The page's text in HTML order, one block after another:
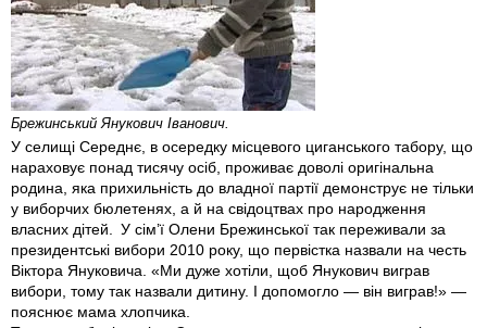
Брежинський Янукович Іванович.
У селищі Середнє, в осередку місцевого циганського табору, що
нараховує понад тисячу осіб, проживає доволі оригінальна
родина, яка прихильнiсть до владної партії демонструє не тільки
у виборчих бюлетенях, а й на свідоцтвах про народження
власних дітей. У сім’ї Олени Брежинської так переживали за
президентські вибори 2010 року, що первістка назвали на честь
Віктора Януковича. «Ми дуже хотіли, щоб Янукович виграв
вибори, тому так назвали дитину. І допомогло — він виграв!» —
пояснює мама хлопчика.